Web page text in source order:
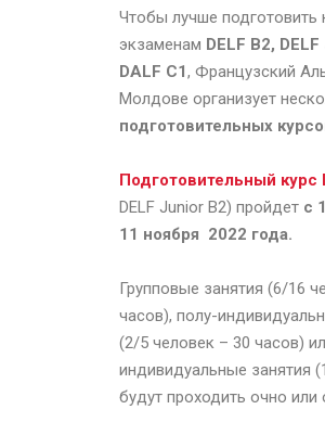
Чтобы лучше подготовить
экзаменам DELF B2, DELF
DALF C1, Французский
Молдове организует
подготовительных
Подготовительный курс
DELF Junior B2) пройдет с
11 ноября 2022 года.
Групповые занятия (6/16
часов), полу-
(2/5 человек – 30 часов)
индивидуальные занятия
будут проходить очно или